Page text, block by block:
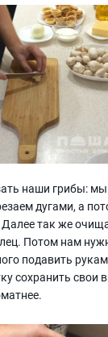
наши грибы:
дугами, а
так же
Потом нам
подавить
сохранить свои